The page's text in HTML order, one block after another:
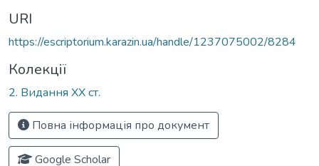
URI
https://escriptorium.karazin.ua/handle/1237075002/8284
Колекції
2. Видання ХХ ст.
Повна інформація про документ
Google Scholar